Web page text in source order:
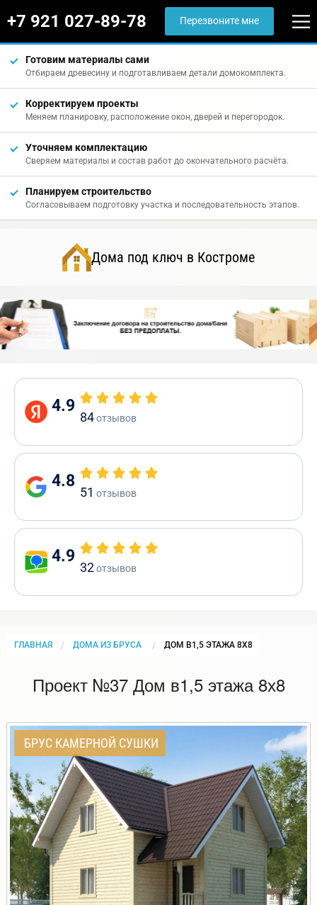
+7 921 027-89-78 Перезвоните мне
Готовим материалы сами
Отбираем древесину и подготавливаем детали домокомплекта.
Корректируем проекты
Меняем планировку, расположение окон, дверей и перегородок.
Уточняем комплектацию
Сверяем материалы и состав работ до окончательного расчёта.
Планируем строительство
Согласовываем подготовку участка и последовательность этапов.
Дома под ключ в Костроме
4.9
84отзывов
4.8
51 отзывов
4.9
32отзывов
ГЛАВНАЯ ДОМА ИЗ БРУСА CURRENT:
ДОМ В1,5 ЭТАЖА 8Х8
Проект №37 Дом в1,5 этажа 8х8
БРУС КАМЕРНОЙ СУШКИ